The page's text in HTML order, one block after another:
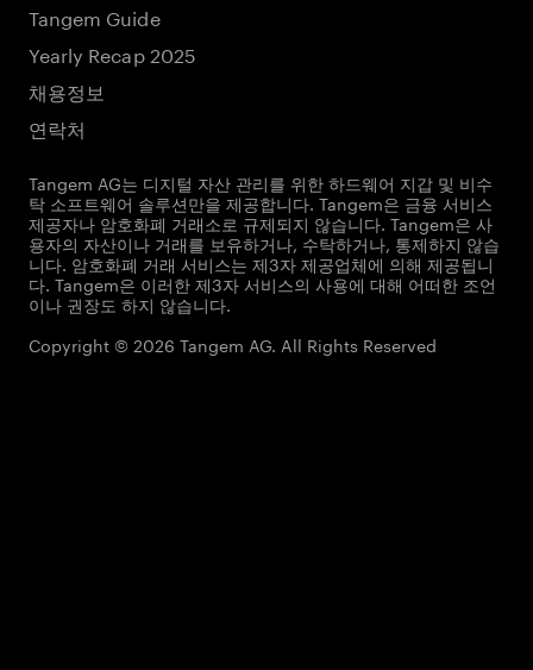
Tangem Guide
Yearly Recap 2025
채용정보
연락처
Tangem AG는 디지털 자산 관리를 위한 하드웨어 지갑 및 비수
탁 소프트웨어 솔루션만을 제공합니다. Tangem은 금융 서비스
제공자나 암호화폐 거래소로 규제되지 않습니다. Tangem은 사
용자의 자산이나 거래를 보유하거나, 수탁하거나, 통제하지 않습
니다. 암호화폐 거래 서비스는 제3자 제공업체에 의해 제공됩니
다. Tangem은 이러한 제3자 서비스의 사용에 대해 어떠한 조언
이나 권장도 하지 않습니다.